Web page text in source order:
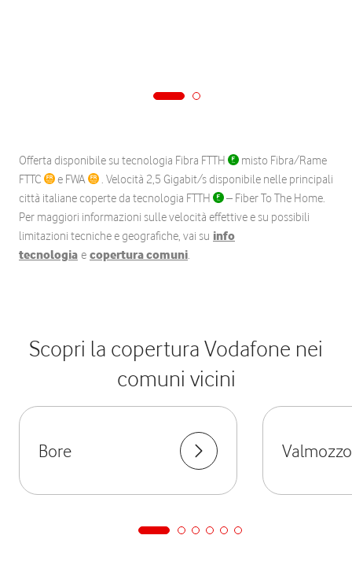
Offerta disponibile su tecnologia Fibra FTTH
misto Fibra/Rame
FTTC
e FWA
. Velocità 2,5 Gigabit/s disponibile nelle principali
città italiane coperte da tecnologia FTTH
– Fiber To The Home.
Per maggiori informazioni sulle velocità effettive e su possibili
limitazioni tecniche e geografiche, vai su info
tecnologia e copertura comuni.
Scopri la copertura Vodafone nei
comuni vicini
Bore